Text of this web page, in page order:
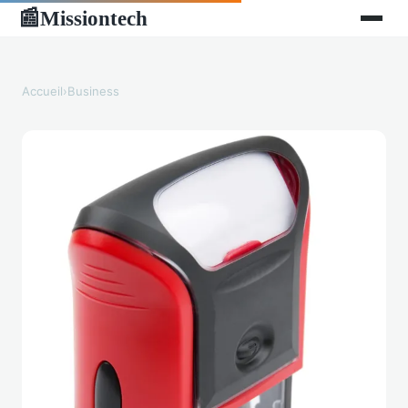
📰Missiontech
Accueil›Business